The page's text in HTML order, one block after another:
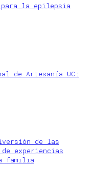
para la epilepsia
de Artesanía UC:
de las
experiencias
familia